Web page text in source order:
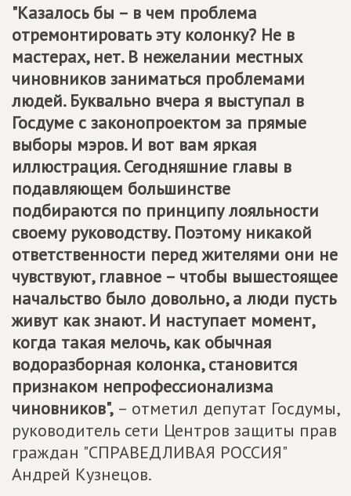
"Казалось бы – в чем проблема
отремонтировать эту колонку? Не в
мастерах, нет. В нежелании местных
чиновников заниматься проблемами
людей. Буквально вчера я выступал в
Госдуме с законопроектом за прямые
выборы мэров. И вот вам яркая
иллюстрация. Сегодняшние главы в
подавляющем большинстве
подбираются по принципу лояльности
своему руководству. Поэтому никакой
ответственности перед жителями они не
чувствуют, главное – чтобы вышестоящее
начальство было довольно, а люди пусть
живут как знают. И наступает момент,
когда такая мелочь, как обычная
водоразборная колонка, становится
признаком непрофессионализма
чиновников", – отметил депутат Госдумы,
руководитель сети Центров защиты прав
граждан "СПРАВЕДЛИВАЯ РОССИЯ"
Андрей Кузнецов.